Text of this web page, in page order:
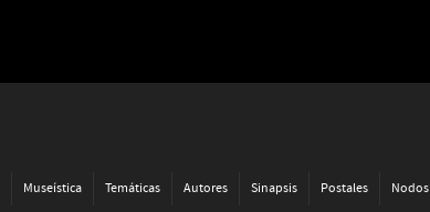
Museística Temáticas Autores Sinapsis Postales Nodos